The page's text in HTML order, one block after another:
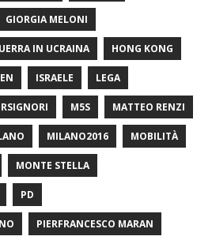
GIORGIA MELONI
IN UCRAINA HONG KONG
ISRAELE LEGA
M5S MATTEO RENZI
MILANO2016 MOBILITÀ
MONTE STELLA
PD
PIERFRANCESCO MARAN